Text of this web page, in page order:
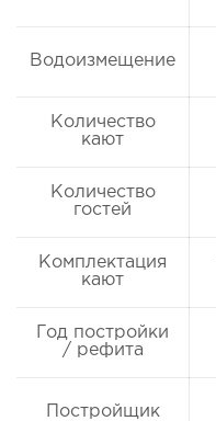
Водоизмещение
Количество
кают
Количество
гостей
Комплектация
кают
Год постройки
/ рефита
Постройщик